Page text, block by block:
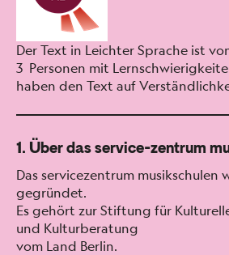
Der Text in Leichter Sprache ist
3 Per­so­n­en mit
haben den Text auf
1. Über das service-zentrum
Das ser­vicezen­trum musikschulen
gegrün­det.
Es gehört zur Stiftung für
und Kul­turber­atung
vom Land Berlin.